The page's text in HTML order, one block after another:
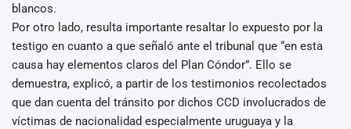
blancos.
Por otro lado, resulta importante resaltar lo expuesto por la
testigo en cuanto a que señaló ante el tribunal que “en esta
causa hay elementos claros del Plan Cóndor”. Ello se
demuestra, explicó, a partir de los testimonios recolectados
que dan cuenta del tránsito por dichos CCD involucrados de
víctimas de nacionalidad especialmente uruguaya y la